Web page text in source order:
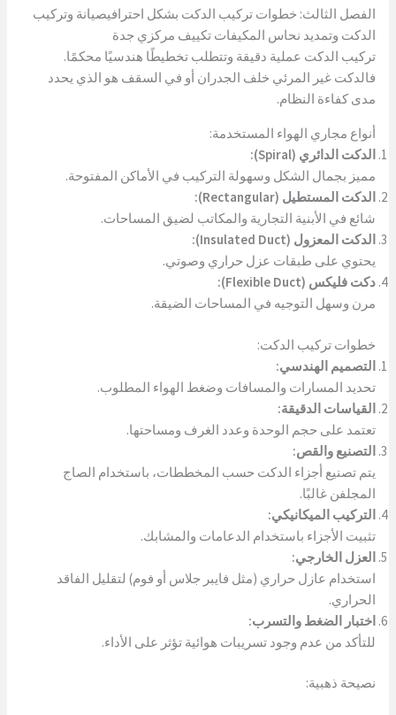
الفصل الثالث: خطوات تركيب الدكت بشكل احترافيصيانة وتركيب
الدكت وتمديد نحاس المكيفات تكييف مركزي جدة
تركيب الدكت عملية دقيقة وتتطلب تخطيطًا هندسيًا محكمًا.
فالدكت غير المرئي خلف الجدران أو في السقف هو الذي يحدد
مدى كفاءة النظام.
أنواع مجاري الهواء المستخدمة:
الدكت الدائري (Spiral):
مميز بجمال الشكل وسهولة التركيب في الأماكن المفتوحة.
الدكت المستطيل (Rectangular):
شائع في الأبنية التجارية والمكاتب لضيق المساحات.
الدكت المعزول (Insulated Duct):
يحتوي على طبقات عزل حراري وصوتي.
دكت فليكس (Flexible Duct):
مرن وسهل التوجيه في المساحات الضيقة.
خطوات تركيب الدكت:
التصميم الهندسي:
تحديد المسارات والمسافات وضغط الهواء المطلوب.
القياسات الدقيقة:
تعتمد على حجم الوحدة وعدد الغرف ومساحتها.
التصنيع والقص:
يتم تصنيع أجزاء الدكت حسب المخططات، باستخدام الصاج
المجلفن غالبًا.
التركيب الميكانيكي:
تثبيت الأجزاء باستخدام الدعامات والمشابك.
العزل الخارجي:
استخدام عازل حراري (مثل فايبر جلاس أو فوم) لتقليل الفاقد
الحراري.
اختبار الضغط والتسرب:
للتأكد من عدم وجود تسريبات هوائية تؤثر على الأداء.
نصيحة ذهبية: